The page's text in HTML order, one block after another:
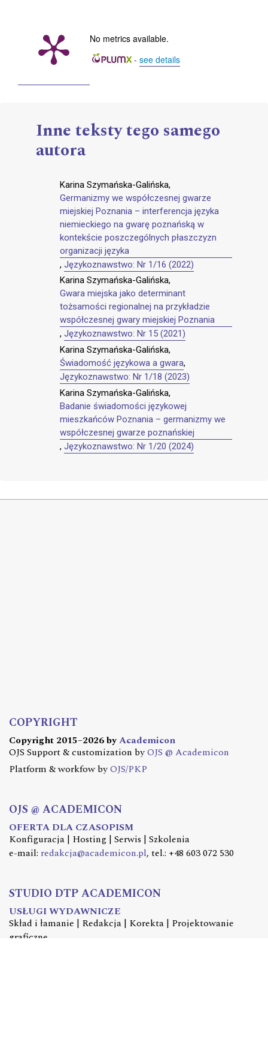
No metrics available.
- see details
Inne teksty tego samego
autora
Karina Szymańska-Galińska,
Germanizmy we współczesnej gwarze
miejskiej Poznania – interferencja języka
niemieckiego na gwarę poznańską w
kontekście poszczególnych płaszczyzn
organizacji języka
, Językoznawstwo: Nr 1/16 (2022)
Karina Szymańska-Galińska,
Gwara miejska jako determinant
tożsamości regionalnej na przykładzie
współczesnej gwary miejskiej Poznania
, Językoznawstwo: Nr 15 (2021)
Karina Szymańska-Galińska,
Świadomość językowa a gwara,
Językoznawstwo: Nr 1/18 (2023)
Karina Szymańska-Galińska,
Badanie świadomości językowej
mieszkańców Poznania – germanizmy we
współczesnej gwarze poznańskiej
, Językoznawstwo: Nr 1/20 (2024)
COPYRIGHT
Copyright 2015–2026 byAcademicon
OJS Support & customization byOJS @ Academicon
Platform & workfow byOJS/PKP
OJS @ ACADEMICON
OFERTA DLA CZASOPISM
Konfiguracja | Hosting | Serwis | Szkolenia
e-mail: redakcja@academicon.pl, tel.: +48 603 072 530
STUDIO DTP ACADEMICON
USŁUGI WYDAWNICZE
Skład i łamanie | Redakcja | Korekta | Projektowanie
graficzne